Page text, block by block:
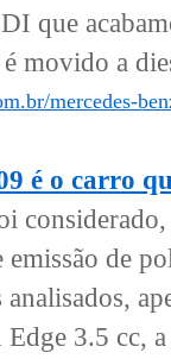
que
movido a
mercedes-
é o carro
de
3.5 cc,